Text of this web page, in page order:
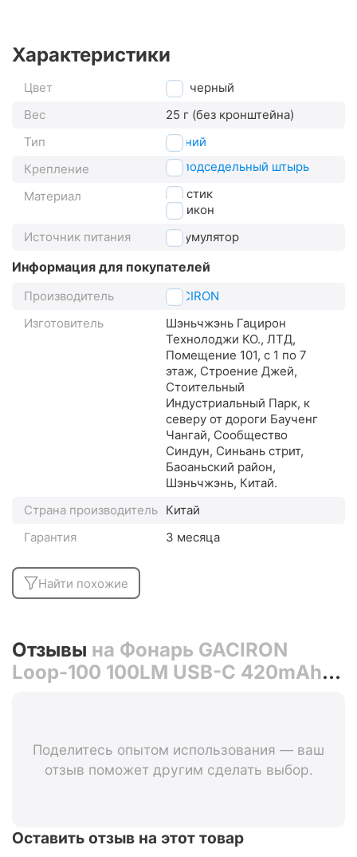
Характеристики
Цвет
черный
Вес
25 г (без кронштейна)
Тип
задний
Крепление
на подседельный штырь
Материал
пластик
силикон
Источник питания
аккумулятор
Информация для покупателей
Производитель
GACIRON
Изготовитель
Шэньчжэнь Гацирон
Технолоджи КО., ЛТД,
Помещение 101, с 1 по 7
этаж, Строение Джей,
Стоительный
Индустриальный Парк, к
северу от дороги Баученг
Чангай, Сообщество
Синдун, Синьань стрит,
Баоаньский район,
Шэньчжэнь, Китай.
Страна производитель Китай
Гарантия
3 месяца
Найти похожие
Отзывы на Фонарь GACIRON
Loop-100 100LM USB-С 420mAh
Поделитесь опытом использования — ваш
отзыв поможет другим сделать выбор.
Оставить отзыв на этот товар